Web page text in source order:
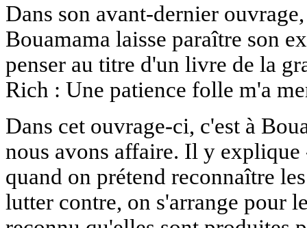
Dans son avant-dernier
Bouamama laisse paraître son
penser au titre d'un livre de la
Rich : Une patience folle m'a
Dans cet ouvrage-ci, c'est à
nous avons affaire. Il y
quand on prétend reconnaître
lutter contre, on s'arrange pour